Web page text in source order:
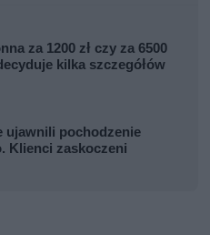
za 1200 zł czy za 6500
kilka szczegółów
ujawnili pochodzenie
Klienci zaskoczeni